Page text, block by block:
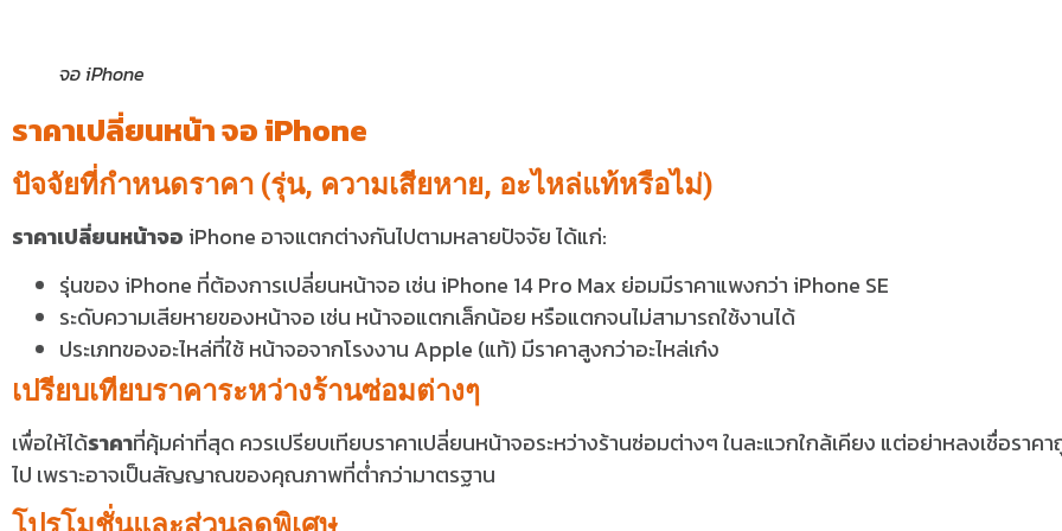
จอ iPhone
ราคาเปลี่ยนหน้า จอ iPhone
ปัจจัยที่กำหนดราคา (รุ่น, ความเสียหาย, อะไหล่แท้หรือไม่)
ราคาเปลี่ยนหน้าจอ iPhone อาจแตกต่างกันไปตามหลายปัจจัย ได้แก่:
รุ่นของ iPhone ที่ต้องการเปลี่ยนหน้าจอ เช่น iPhone 14 Pro Max ย่อมมีราคาแพงกว่า iPhone SE
ระดับความเสียหายของหน้าจอ เช่น หน้าจอแตกเล็กน้อย หรือแตกจนไม่สามารถใช้งานได้
ประเภทของอะไหล่ที่ใช้ หน้าจอจากโรงงาน Apple (แท้) มีราคาสูงกว่าอะไหล่เก๋ง
เปรียบเทียบราคาระหว่างร้านซ่อมต่างๆ
เพื่อให้ได้ราคาที่คุ้มค่าที่สุด ควรเปรียบเทียบราคาเปลี่ยนหน้าจอระหว่างร้านซ่อมต่างๆ ในละแวกใกล้เคียง แต่อย่าหลงเชื่อราคา
ไป เพราะอาจเป็นสัญญาณของคุณภาพที่ต่ำกว่ามาตรฐาน